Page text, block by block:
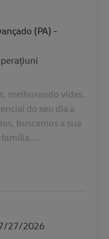
(PA) -
melhorando vidas.
do seu dia a
buscamos a sua
família....
Date
27/2026